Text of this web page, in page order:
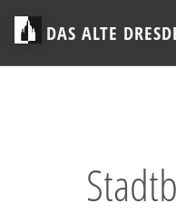
DAS ALTE